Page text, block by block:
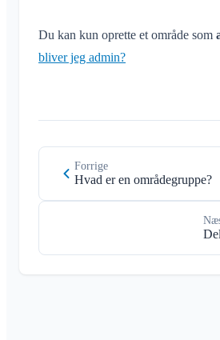
Du kan kun oprette et område som
bliver jeg admin?
Forrige
Hvad er en områdegruppe?